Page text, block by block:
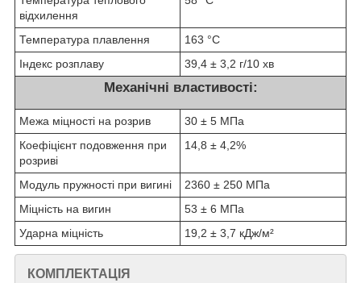
відхилення
Температура плавлення
163 °C
Індекс розплаву
39,4 ± 3,2 г/10 хв
Механічні властивості:
Межа міцності на розрив
30 ± 5 МПа
Коефіцієнт подовження при
розриві
14,8 ± 4,2%
Модуль пружності при вигині
2360 ± 250 МПа
Міцність на вигин
53 ± 6 МПа
Ударна міцність
19,2 ± 3,7 кДж/м²
КОМПЛЕКТАЦІЯ